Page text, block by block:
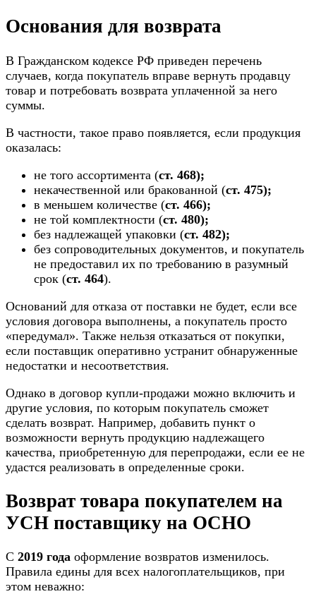
Основания для возврата
В Гражданском кодексе РФ приведен перечень
случаев, когда покупатель вправе вернуть продавцу
товар и потребовать возврата уплаченной за него
суммы.
В частности, такое право появляется, если продукция
оказалась:
не того ассортимента (ст. 468);
некачественной или бракованной (ст. 475);
в меньшем количестве (ст. 466);
не той комплектности (ст. 480);
без надлежащей упаковки (ст. 482);
без сопроводительных документов, и покупатель
не предоставил их по требованию в разумный
срок (ст. 464).
Оснований для отказа от поставки не будет, если все
условия договора выполнены, а покупатель просто
«передумал». Также нельзя отказаться от покупки,
если поставщик оперативно устранит обнаруженные
недостатки и несоответствия.
Однако в договор купли-продажи можно включить и
другие условия, по которым покупатель сможет
сделать возврат. Например, добавить пункт о
возможности вернуть продукцию надлежащего
качества, приобретенную для перепродажи, если ее не
удастся реализовать в определенные сроки.
Возврат товара покупателем на
УСН поставщику на ОСНО
С 2019 года оформление возвратов изменилось.
Правила едины для всех налогоплательщиков, при
этом неважно: